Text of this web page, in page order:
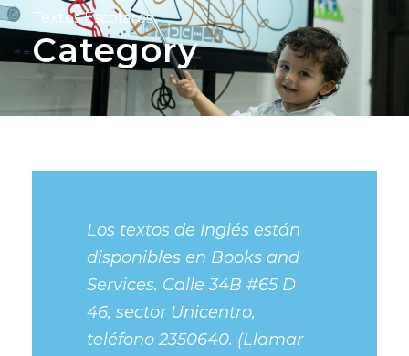
Textos Escolares
Category
Los textos de Inglés están
disponibles en Books and
Services. Calle 34B #65 D
46, sector Unicentro,
teléfono 2350640. (Llamar